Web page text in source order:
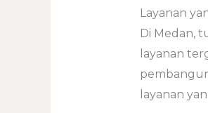
Layanan
Di Medan,
layanan
layanan